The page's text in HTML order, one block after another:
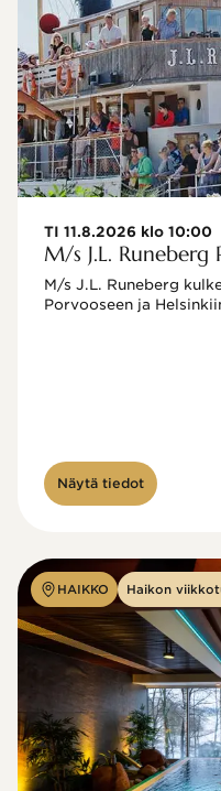
TI 11.8.2026 klo 10:00
M/s J.L. Runeberg
M/s J.L. Runeberg
Porvooseen ja
Näytä tiedot
HAIKKO Haikon